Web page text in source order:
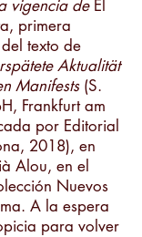
vigencia de El
primera
texto de
Aktualität
Manifests(S.
Frankfurt am
por Editorial
2018), en
Alou, en el
Nuevos
A la espera
para volver